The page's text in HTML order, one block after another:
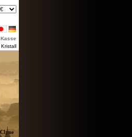
Kasse